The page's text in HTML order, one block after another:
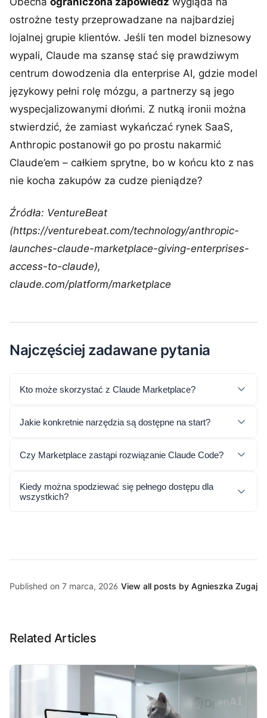
ostrożne testy przeprowadzane na najbardziej
lojalnej grupie klientów. Jeśli ten model biznesowy
wypali, Claude ma szansę stać się prawdziwym
centrum dowodzenia dla enterprise AI, gdzie model
językowy pełni rolę mózgu, a partnerzy są jego
wyspecjalizowanymi dłońmi. Z nutką ironii można
stwierdzić, że zamiast wykańczać rynek SaaS,
Anthropic postanowił go po prostu nakarmić
Claude’em – całkiem sprytne, bo w końcu kto z nas
nie kocha zakupów za cudze pieniądze?
Źródła: VentureBeat
(https://venturebeat.com/technology/anthropic-
launches-claude-marketplace-giving-enterprises-
access-to-claude),
claude.com/platform/marketplace
Najczęściej zadawane pytania
Kto może skorzystać z Claude Marketplace?
Jakie konkretnie narzędzia są dostępne na start?
Czy Marketplace zastąpi rozwiązanie Claude Code?
Kiedy można spodziewać się pełnego dostępu dla
wszystkich?
Published on 7 marca, 2026 View all posts by Agnieszka Zugaj
Related Articles